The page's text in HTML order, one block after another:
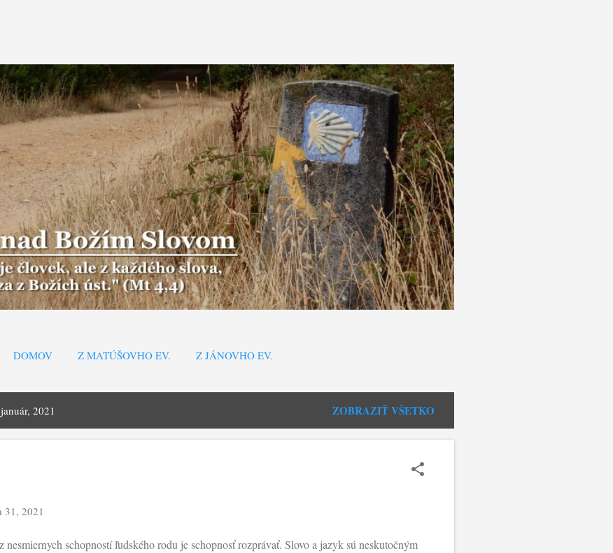
DOMOV Z MATÚŠOVHO EV. Z JÁNOVHO EV.
2021 ZOBRAZIŤ VŠETKO
31, 2021
nesmiernych schopností ľudského rodu je schopnosť rozprávať. Slovo a jazyk sú neskutočným